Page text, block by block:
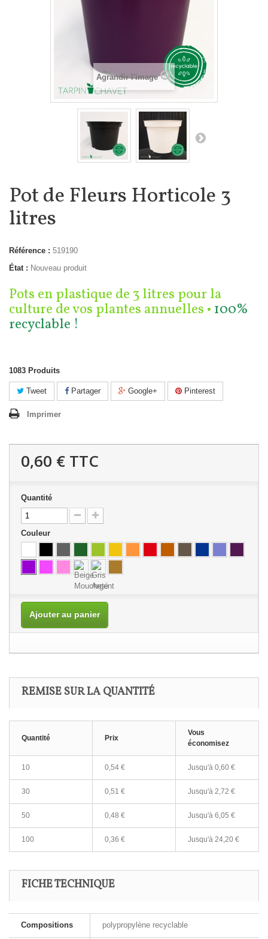
Agrandir l'image
Pot de Fleurs Horticole 3
litres
Référence : 519190
État : Nouveau produit
Pots en plastique de 3 litres pour la
culture de vos plantes annuelles • 100%
recyclable !
1083 Produits
Tweet Partager Google+ Pinterest
Imprimer
0,60 € TTC
Quantité
Couleur
Ajouter au panier
REMISE SUR LA QUANTITÉ
Quantité Prix
Vous
économisez
10 0,54 € Jusqu'à 0,60 €
30 0,51 € Jusqu'à 2,72 €
50 0,48 € Jusqu'à 6,05 €
100 0,36 € Jusqu'à 24,20 €
FICHE TECHNIQUE
Compositions polypropylène recyclable